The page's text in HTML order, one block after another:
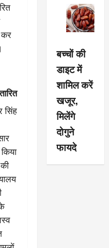
कर
सिंह
बच्चों की
डाइट में
शामिल करें
खजूर,
मिलेंगे
दोगुने
फायदे